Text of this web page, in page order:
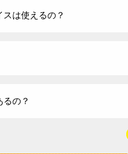
は使えるの？
の？